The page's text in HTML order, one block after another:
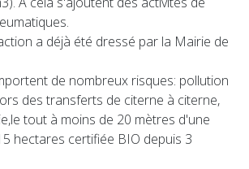
a déjà été dressé par la Mairie de
de nombreux risques: pollution
des transferts de citerne à citerne,
tout à moins de 20 mètres d'une
hectares certifiée BIO depuis 3